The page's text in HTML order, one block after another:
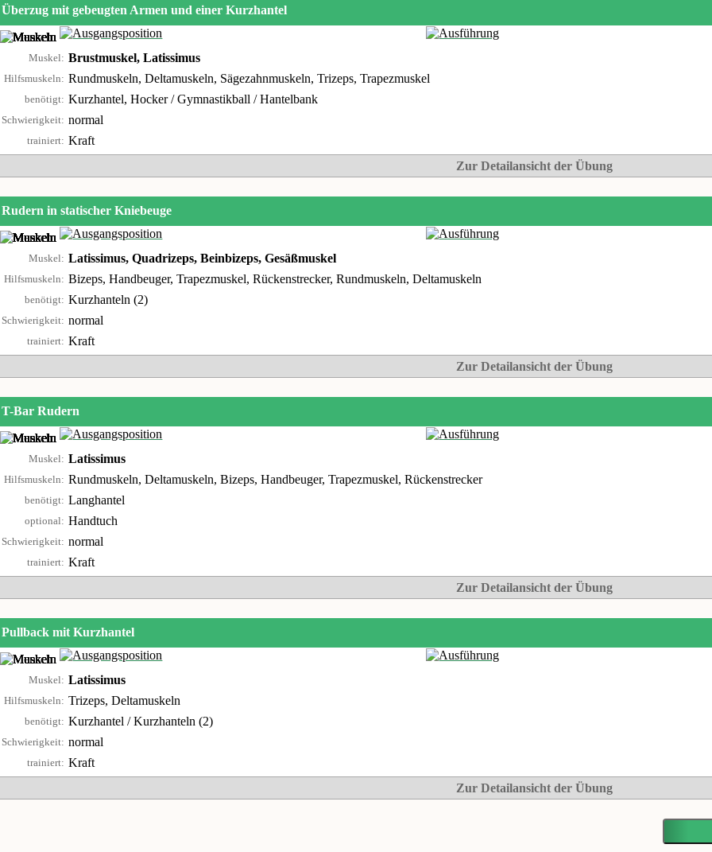
Überzug mit gebeugten Armen und einer Kurzhantel
Muskel: Brustmuskel, Latissimus
Hilfsmuskeln: Rundmuskeln, Deltamuskeln, Sägezahnmuskeln, Trizeps, Trapezmuskel
benötigt: Kurzhantel, Hocker / Gymnastikball / Hantelbank
Schwierigkeit: normal
trainiert: Kraft
Zur Detailansicht der Übung
Rudern in statischer Kniebeuge
Muskel: Latissimus, Quadrizeps, Beinbizeps, Gesäßmuskel
Hilfsmuskeln: Bizeps, Handbeuger, Trapezmuskel, Rückenstrecker, Rundmuskeln, Deltamuskeln
benötigt: Kurzhanteln (2)
Schwierigkeit: normal
trainiert: Kraft
Zur Detailansicht der Übung
T-Bar Rudern
Muskel: Latissimus
Hilfsmuskeln: Rundmuskeln, Deltamuskeln, Bizeps, Handbeuger, Trapezmuskel, Rückenstrecker
benötigt: Langhantel
optional: Handtuch
Schwierigkeit: normal
trainiert: Kraft
Zur Detailansicht der Übung
Pullback mit Kurzhantel
Muskel: Latissimus
Hilfsmuskeln: Trizeps, Deltamuskeln
benötigt: Kurzhantel / Kurzhanteln (2)
Schwierigkeit: normal
trainiert: Kraft
Zur Detailansicht der Übung